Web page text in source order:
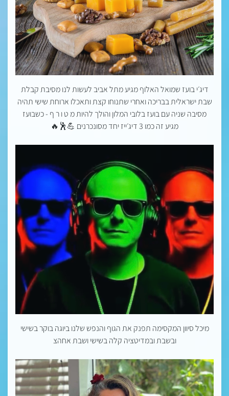
דיג׳י בועז שמואל האלוף מגיע מתל אביב לעשות לנו מסיבת קבלת
שבת ישראלית בבריכה ואחרי שתנוחו קצת ותאכלו ארוחת שישי תהיה
מסיבה שניה עם בועז בלובי המלון והולך להיות מ ט ו ר ף - כשבועז
מגיע זה כמו 3 דיג׳ייז יחד מסונכרנים 💪🕺🔥
מיכל סיוון המקסימה תפנק את הגוף והנפש שלנו ביוגה בוקר בשישי
ובשבת ובמדיטציה קלה בשישי ושבת אחהצ